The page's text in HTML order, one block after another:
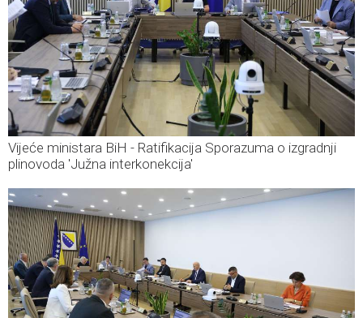
Vijeće ministara BiH - Ratifikacija Sporazuma o izgradnji
plinovoda 'Južna interkonekcija'